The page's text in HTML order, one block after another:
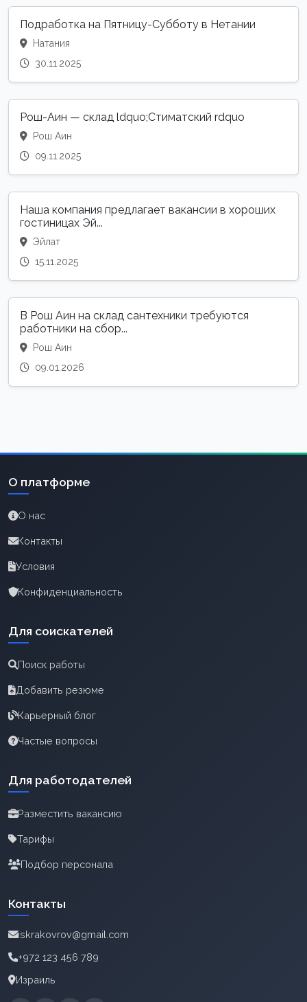
Подработка на Пятницу-Субботу в Нетании
Натания
30.11.2025
Рош-Аин — склад ldquo;Стиматский rdquo
Рош Аин
09.11.2025
Наша компания предлагает вакансии в хороших
гостиницах Эй...
Эйлат
15.11.2025
В Рош Аин на склад сантехники требуются
работники на сбор...
Рош Аин
09.01.2026
О платформе
О нас
Контакты
Условия
Конфиденциальность
Для соискателей
Поиск работы
Добавить резюме
Карьерный блог
Частые вопросы
Для работодателей
Разместить вакансию
Тарифы
Подбор персонала
Контакты
iskrakovrov@gmail.com
+972 123 456 789
Израиль